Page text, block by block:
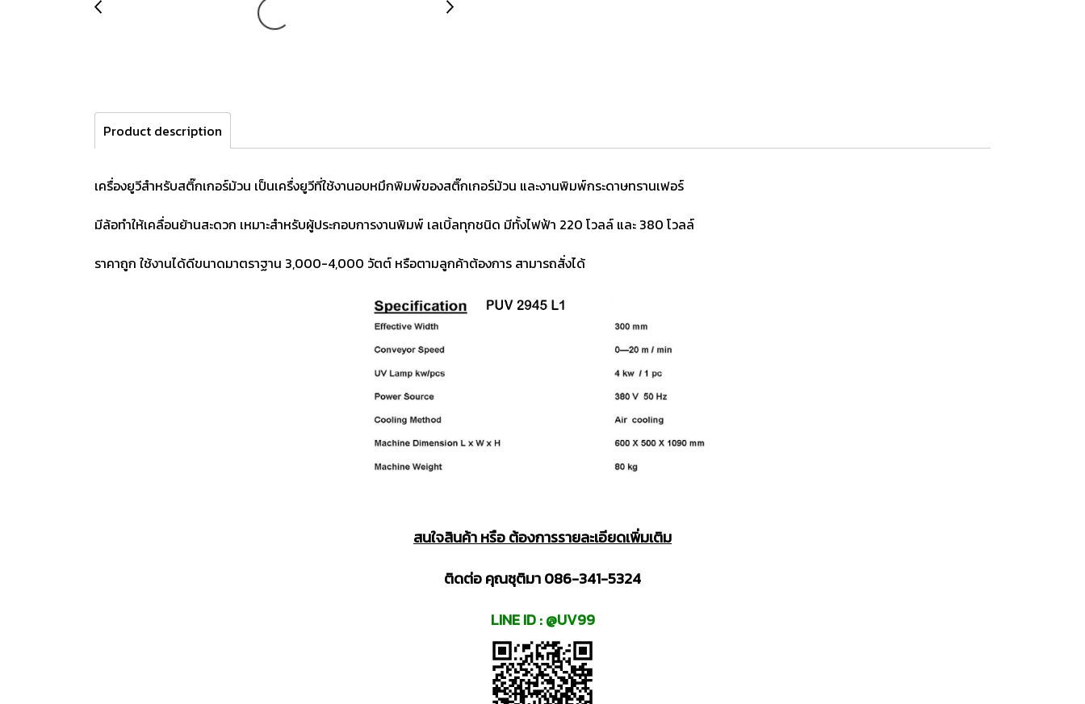
Product description
เครื่องยูวีสำหรับสติ๊กเกอร์ม้วน เป็นเครื่งยูวีที่ใช้งานอบหมึกพิมพ์ของสติ๊กเกอร์ม้วน และงานพิมพ์กระดาษทรานเฟอร์
มีล้อทำให้เคลื่อนย้านสะดวก เหมาะสำหรับผู้ประกอบการงานพิมพ์ เลเบิ้ลทุกชนิด มีทั้งไฟฟ้า 220 โวลล์ และ 380 โวลล์
ราคาถูก ใช้งานได้ดีขนาดมาตราฐาน 3,000-4,000 วัตต์ หรือตามลูกค้าต้องการ สามารถสั่งได้
สนใจสินค้า หรือ ต้องการรายละเอียดเพิ่มเติม
ติดต่อ คุณชุติมา 086-341-5324
LINE ID : @UV99